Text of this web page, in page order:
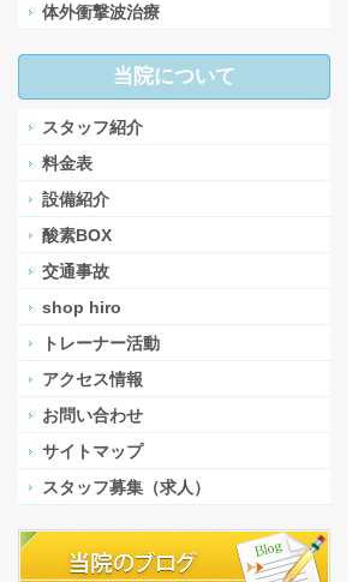
体外衝撃波治療
当院について
スタッフ紹介
料金表
設備紹介
酸素BOX
交通事故
shop hiro
トレーナー活動
アクセス情報
お問い合わせ
サイトマップ
スタッフ募集（求人）